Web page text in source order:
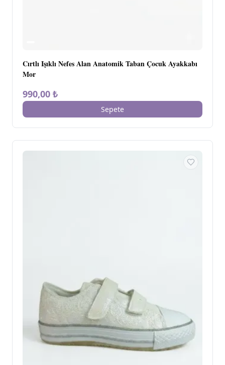
Cırtlı Işıklı Nefes Alan Anatomik Taban Çocuk Ayakkabı
Mor
990,00 ₺
Sepete